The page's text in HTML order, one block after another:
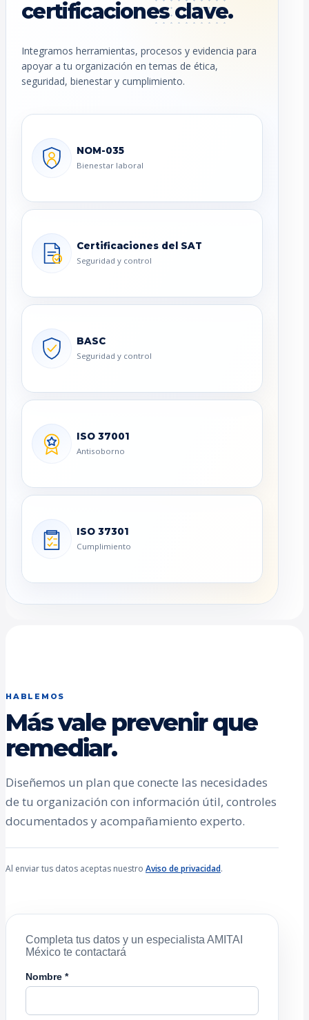
certificaciones clave.
Integramos herramientas, procesos y evidencia para
apoyar a tu organización en temas de ética,
seguridad, bienestar y cumplimiento.
NOM-035
Bienestar laboral
Certificaciones del SAT
Seguridad y control
BASC
Seguridad y control
ISO 37001
Antisoborno
ISO 37301
Cumplimiento
HABLEMOS
Más vale prevenir que
remediar.
Diseñemos un plan que conecte las necesidades
de tu organización con información útil, controles
documentados y acompañamiento experto.
Al enviar tus datos aceptas nuestro Aviso de privacidad.